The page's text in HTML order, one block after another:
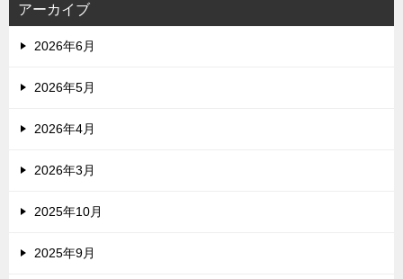
アーカイブ
2026年6月
2026年5月
2026年4月
2026年3月
2025年10月
2025年9月